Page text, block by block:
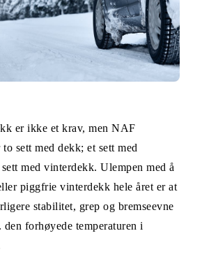
er ikke et krav, men NAF
sett med dekk; et sett med
med vinterdekk. Ulempen med å
piggfrie vinterdekk hele året er at
stabilitet, grep og bremseevne
den forhøyede temperaturen i